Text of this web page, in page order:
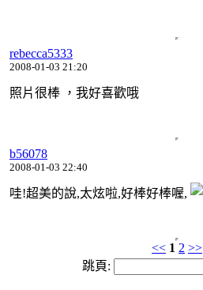
rebecca5333
2008-01-03 21:20
照片很棒 ，我好喜歡哦
b56078
2008-01-03 22:40
哇!超美的說,太炫啦,好棒好棒喔,
<< 1 2 >>
跳頁: